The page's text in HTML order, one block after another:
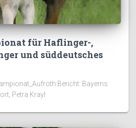
für Haflinger-,
und süddeutsches
Bericht: Bayerns
Petra Krayl